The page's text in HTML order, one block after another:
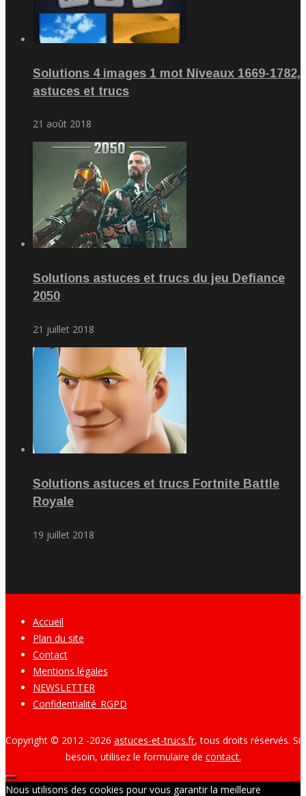
Solutions 4 images 1 mot Niveaux 1669-1782,
astuces et trucs
21 août 2018
Solutions astuces et trucs du jeu Defiance
2050
21 juillet 2018
Solutions astuces et trucs Fortnite Battle
Royale
19 juillet 2018
Accueil
Plan du site
Contact
Mentions légales
NEWSLETTER
Confidentialité_RGPD
Copyright © 2012 -2026 astuces-et-trucs.fr, tous droits réservés. Si
besoin, utilisez le formulaire de contact.
Nous utilisons des cookies pour vous garantir la meilleure